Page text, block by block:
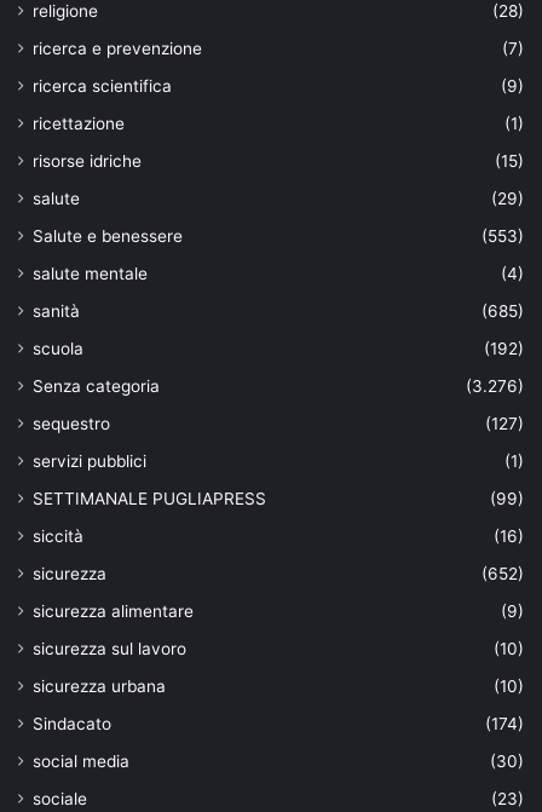
religione
(28)
ricerca e prevenzione
(7)
ricerca scientifica
(9)
ricettazione
(1)
risorse idriche
(15)
salute
(29)
Salute e benessere
(553)
salute mentale
(4)
sanità
(685)
scuola
(192)
Senza categoria
(3.276)
sequestro
(127)
servizi pubblici
(1)
SETTIMANALE PUGLIAPRESS
(99)
siccità
(16)
sicurezza
(652)
sicurezza alimentare
(9)
sicurezza sul lavoro
(10)
sicurezza urbana
(10)
Sindacato
(174)
social media
(30)
sociale
(23)